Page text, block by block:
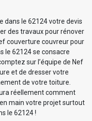
dans le 62124 votre devis
des travaux pour rénover
couverture couvreur pour
le 62124 se consacre
sur l’équipe de Nef
et de dresser votre
de votre toiture.
réellement comment
main votre projet surtout
le 62124 !